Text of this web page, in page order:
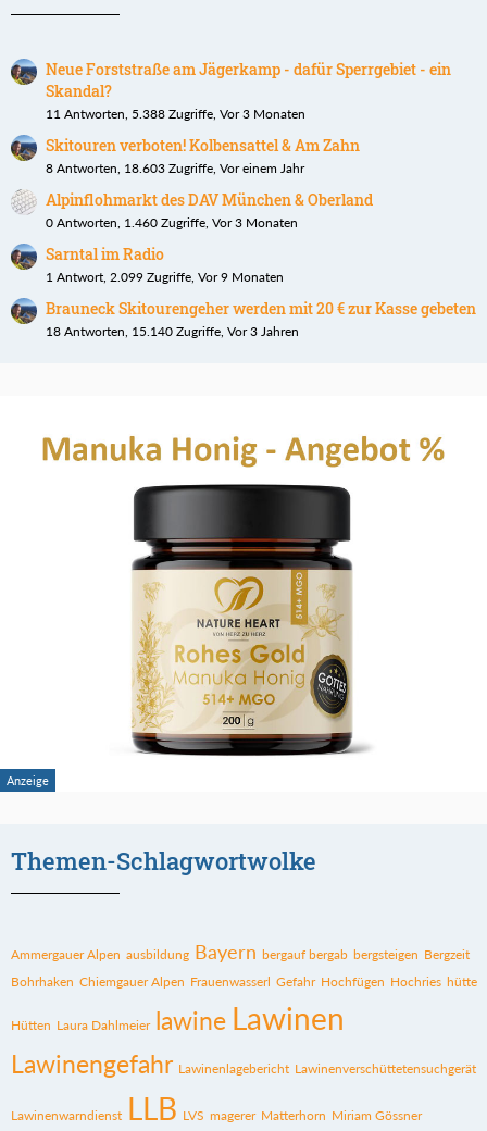
Neue Forststraße am Jägerkamp - dafür Sperrgebiet - ein
Skandal?
11 Antworten, 5.388 Zugriffe, Vor 3 Monaten
Skitouren verboten! Kolbensattel & Am Zahn
8 Antworten, 18.603 Zugriffe, Vor einem Jahr
Alpinflohmarkt des DAV München & Oberland
0 Antworten, 1.460 Zugriffe, Vor 3 Monaten
Sarntal im Radio
1 Antwort, 2.099 Zugriffe, Vor 9 Monaten
Brauneck Skitourengeher werden mit 20 € zur Kasse gebeten
18 Antworten, 15.140 Zugriffe, Vor 3 Jahren
Themen-Schlagwortwolke
Ammergauer Alpen ausbildung Bayern bergauf bergab bergsteigen Bergzeit
Bohrhaken Chiemgauer Alpen Frauenwasserl Gefahr Hochfügen Hochries hütte
Hütten Laura Dahlmeier lawine Lawinen
Lawinengefahr Lawinenlagebericht Lawinenverschüttetensuchgerät
Lawinenwarndienst LLB LVS magerer Matterhorn Miriam Gössner